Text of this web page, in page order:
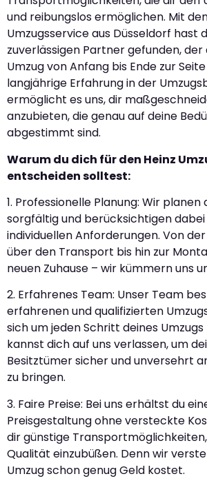
und reibungslos ermöglichen. Mit
Umzugsservice aus Düsseldorf hast
zuverlässigen Partner gefunden,
Umzug von Anfang bis Ende zur
langjährige Erfahrung in der
ermöglicht es uns, dir
anzubieten, die genau auf deine
abgestimmt sind.
Warum du dich für den Heinz
entscheiden solltest:
1. Professionelle Planung: Wir planen
sorgfältig und berücksichtigen
individuellen Anforderungen. Von
über den Transport bis hin zur
neuen Zuhause – wir kümmern uns
2. Erfahrenes Team: Unser Team
erfahrenen und qualifizierten
sich um jeden Schritt deines
kannst dich auf uns verlassen, um
Besitztümer sicher und unversehrt
zu bringen.
3. Faire Preise: Bei uns erhältst du
Preisgestaltung ohne versteckte
dir günstige
Qualität einzubüßen. Denn wir
Umzug schon genug Geld kostet.